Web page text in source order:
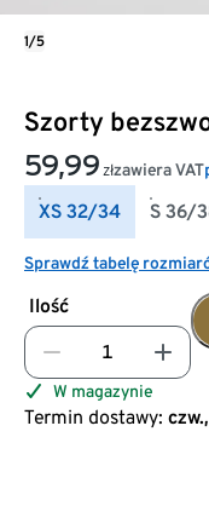
Szorty
59,99 złzawiera VAT
XS 32/34 S 36/
Sprawdź tabelę
Ilość
W magazynie
Termin dostawy:
1/5